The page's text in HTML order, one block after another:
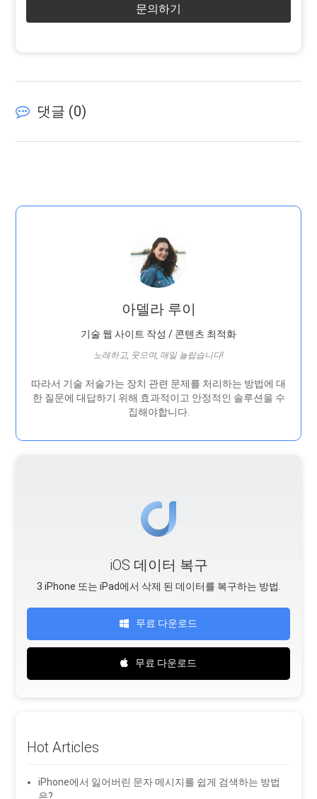
문의하기
댓글 (0)
아델라 루이
기술 웹 사이트 작성 / 콘텐츠 최적화
노래하고, 웃으며, 매일 놀랍습니다!
따라서 기술 저술가는 장치 관련 문제를 처리하는 방법에 대
한 질문에 대답하기 위해 효과적이고 안정적인 솔루션을 수
집해야합니다.
iOS 데이터 복구
3 iPhone 또는 iPad에서 삭제 된 데이터를 복구하는 방법.
무료 다운로드
무료 다운로드
Hot Articles
iPhone에서 잃어버린 문자 메시지를 쉽게 검색하는 방법
은?